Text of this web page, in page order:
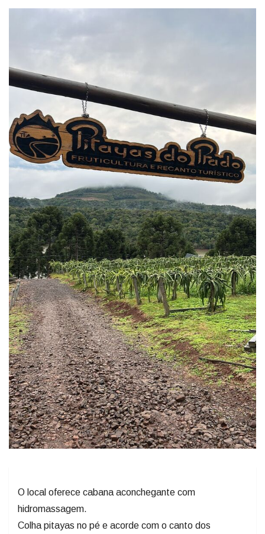
O local oferece cabana aconchegante com
hidromassagem.
Colha pitayas no pé e acorde com o canto dos